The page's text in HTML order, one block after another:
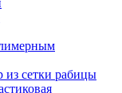
сетки рабицы